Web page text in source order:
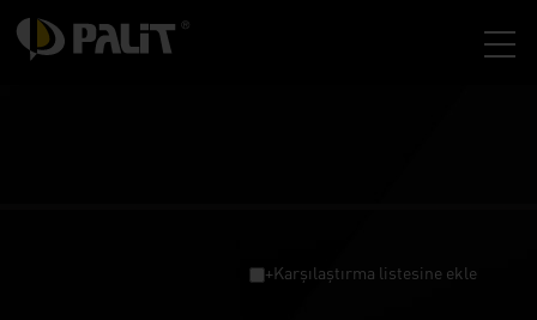
+Karşılaştırma listesine ekle